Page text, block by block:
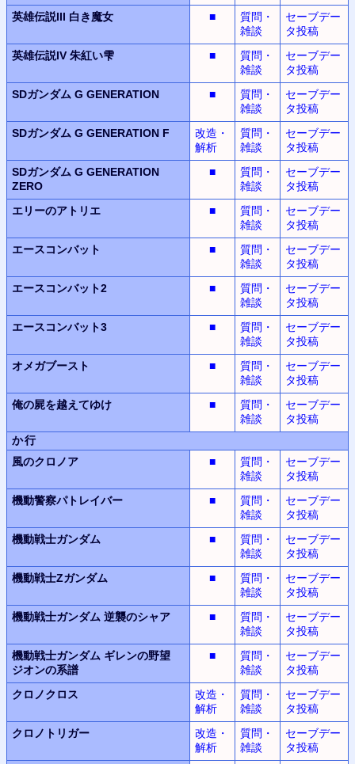
英雄伝説III 白き魔女 ■
質問・
雑談
セーブデー
タ投稿
英雄伝説IV 朱紅い雫 ■
質問・
雑談
セーブデー
タ投稿
SDガンダム G GENERATION
■
質問・
雑談
セーブデー
タ投稿
SDガンダム G GENERATION F
改造・
解析
質問・
雑談
セーブデー
タ投稿
SDガンダム G GENERATION
ZERO
■
質問・
雑談
セーブデー
タ投稿
エリーのアトリエ
■
質問・
雑談
セーブデー
タ投稿
エースコンバット
■
質問・
雑談
セーブデー
タ投稿
エースコンバット2
■
質問・
雑談
セーブデー
タ投稿
エースコンバット3
■
質問・
雑談
セーブデー
タ投稿
オメガブースト
■
質問・
雑談
セーブデー
タ投稿
俺の屍を越えてゆけ
■
質問・
雑談
セーブデー
タ投稿
か行
風のクロノア
■
質問・
雑談
セーブデー
タ投稿
機動警察パトレイバー
■
質問・
雑談
セーブデー
タ投稿
機動戦士ガンダム
■
質問・
雑談
セーブデー
タ投稿
機動戦士Zガンダム
■
質問・
雑談
セーブデー
タ投稿
機動戦士ガンダム 逆襲のシャア ■
質問・
雑談
セーブデー
タ投稿
機動戦士ガンダム ギレンの野望
ジオンの系譜
■
質問・
雑談
セーブデー
タ投稿
クロノクロス
改造・
解析
質問・
雑談
セーブデー
タ投稿
クロノトリガー
改造・
解析
質問・
雑談
セーブデー
タ投稿